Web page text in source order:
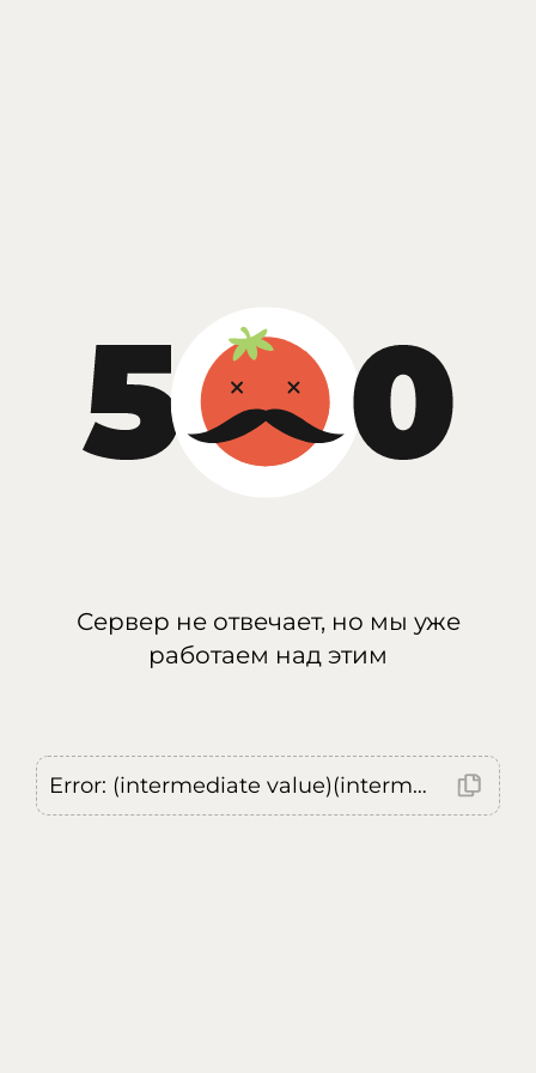
Сервер не отвечает, но мы уже
работаем над этим
Error: (intermediate value)(intermediate value)(intermediate value).replaceAll is not a function